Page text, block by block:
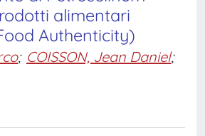
alimentari
Authenticity)
; COISSON, Jean Daniel;